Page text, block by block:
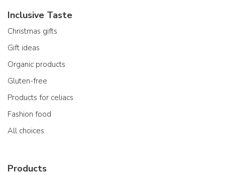
Inclusive Taste
Christmas gifts
Gift ideas
Organic products
Gluten-free
Products for celiacs
Fashion food
All choices
Products